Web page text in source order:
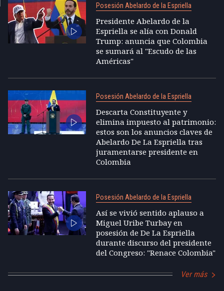
Posesión Abelardo de la Espriella
Presidente Abelardo de la
Espriella se alía con Donald
Trump: anuncia que Colombia
se sumará al "Escudo de las
Américas"
Posesión Abelardo de la Espriella
Descarta Constituyente y
elimina impuesto al patrimonio:
estos son los anuncios claves de
Abelardo De La Espriella tras
juramentarse presidente en
Colombia
Posesión Abelardo de la Espriella
Así se vivió sentido aplauso a
Miguel Uribe Turbay en
posesión de De La Espriella
durante discurso del presidente
del Congreso: "Renace Colombia"
Ver más